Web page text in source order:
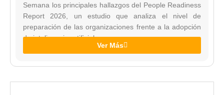
Semana los principales hallazgos del People Readiness
Report 2026, un estudio que analiza el nivel de
preparación de las organizaciones frente a la adopción
de inteligencia artificial.
Ver Más